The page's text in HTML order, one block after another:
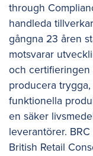
through
handleda
gångna 23 åren
motsvarar
och certifieringen
producera
funktionella
en säker
leverantörer.
British Retail